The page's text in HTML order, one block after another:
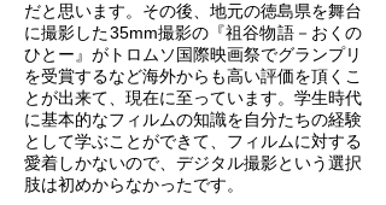
だと思います。その後、地元の徳島県を舞台
に撮影した35mm撮影の『祖谷物語－おくの
ひとー』がトロムソ国際映画祭でグランプリ
を受賞するなど海外からも高い評価を頂くこ
とが出来て、現在に至っています。学生時代
に基本的なフィルムの知識を自分たちの経験
として学ぶことができて、フィルムに対する
愛着しかないので、デジタル撮影という選択
肢は初めからなかったです。